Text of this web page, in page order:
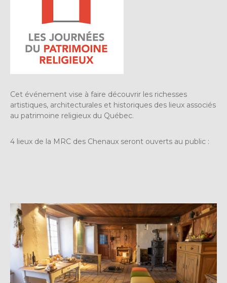
Cet événement vise à faire découvrir les richesses
artistiques, architecturales et historiques des lieux associés
au patrimoine religieux du Québec.
4 lieux de la MRC des Chenaux seront ouverts au public :